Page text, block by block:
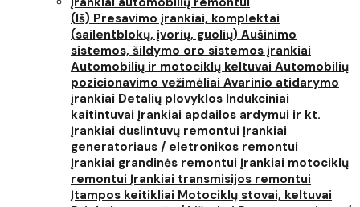
(Iš) Presavimo įrankiai, komplektai
(sailentblokų, įvorių, guolių) Aušinimo
sistemos, šildymo oro sistemos įrankiai
Automobilių ir motociklų keltuvai Automobilių
pozicionavimo vežimėliai Avarinio atidarymo
įrankiai Detalių plovyklos Indukciniai
kaitintuvai Įrankiai apdailos ardymui ir kt.
Įrankiai duslintuvų remontui Įrankiai
generatoriaus / eletronikos remontui
Įrankiai grandinės remontui Įrankiai motociklų
remontui Įrankiai transmisijos remontui
Įtampos keitikliai Motociklų stovai, keltuvai